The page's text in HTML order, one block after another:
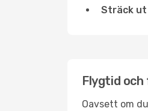
Sträck
Flygtid
Oavsett om